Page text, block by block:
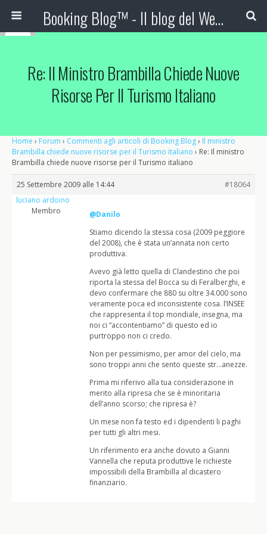
Booking Blog™ - Il blog del Web Marketing Turistico
Re: Il Ministro Brambilla Chiede Nuove
Risorse Per Il Turismo Italiano
Home › Forum › Commenti agli articoli di Booking Blog› Il ministro
Brambilla chiede nuove risorse per il Turismo italiano › Re: Il ministro
Brambilla chiede nuove risorse per il Turismo italiano
25 Settembre 2009 alle 14:44
#18064
luciano ardoino
Membro
@Danilo
Stiamo dicendo la stessa cosa (2009 peggiore
del 2008), che è stata un’annata non certo
produttiva.
Avevo già letto quella di Clandestino che poi
riporta la stessa del Bocca su di Feralberghi, e
devo confermare che 880 su oltre 34.000 sono
veramente poca ed inconsistente cosa. l’INSEE
che rappresenta il top mondiale, insegna, ma
noi ci “accontentiamo” di questo ed io
purtroppo non ci credo.
Non per pessimismo, per amor del cielo, ma
sono troppi anni che sento queste str…anezze.
Prima mi riferivo alla tua considerazione in
merito alla ripresa che se è minoritaria
dell’anno scorso; che ripresa è?
Un mese non fa testo ed i dipendenti li paghi
per tutti gli altri mesi.
Un riferimento era anche dovuto a Gianni
Vannella che reputa produttive le richieste
impossibili della Brambilla al dicastero
finanziario.